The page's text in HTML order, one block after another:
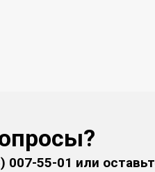
007-55-01 или